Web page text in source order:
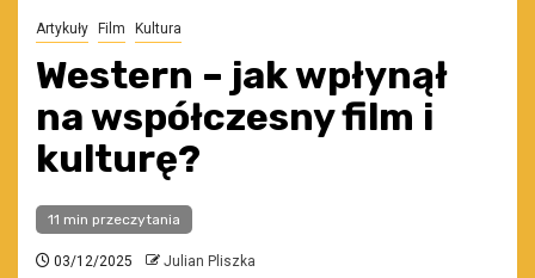
Artykuły Film Kultura
Western – jak wpłynął
na współczesny film i
kulturę?
11 min przeczytania
03/12/2025 Julian Pliszka